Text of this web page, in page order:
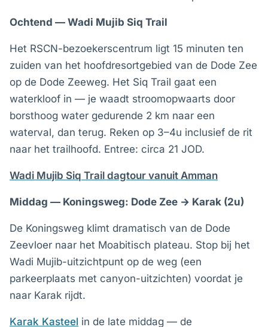
Ochtend — Wadi Mujib Siq Trail
Het RSCN-bezoekerscentrum ligt 15 minuten ten
zuiden van het hoofdresortgebied van de Dode Zee
op de Dode Zeeweg. Het Siq Trail gaat een
waterkloof in — je waadt stroomopwaarts door
borsthoog water gedurende 2 km naar een
waterval, dan terug. Reken op 3–4u inclusief de rit
naar het trailhoofd. Entree: circa 21 JOD.
Wadi Mujib Siq Trail dagtour vanuit Amman
Middag — Koningsweg: Dode Zee → Karak (2u)
De Koningsweg klimt dramatisch van de Dode
Zeevloer naar het Moabitisch plateau. Stop bij het
Wadi Mujib-uitzichtpunt op de weg (een
parkeerplaats met canyon-uitzichten) voordat je
naar Karak rijdt.
Karak Kasteel in de late middag — de